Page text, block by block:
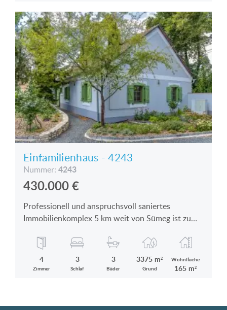
Einfamilienhaus - 4243
Nummer: 4243
430.000€
Professionell und anspruchsvoll saniertes
Immobilienkomplex 5 km weit von Sümeg ist zu
4
Zimmer
3
Schlaf
3
Bäder
3375 m²
Grund
Wohnfläche
165 m²